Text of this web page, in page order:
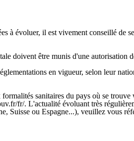
à évoluer, il est vivement conseillé
doivent être munis d'une autorisation
en vigueur, selon leur
sanitaires du pays où se
fr/. L'actualité évoluant très
ou Espagne...), veuillez vous